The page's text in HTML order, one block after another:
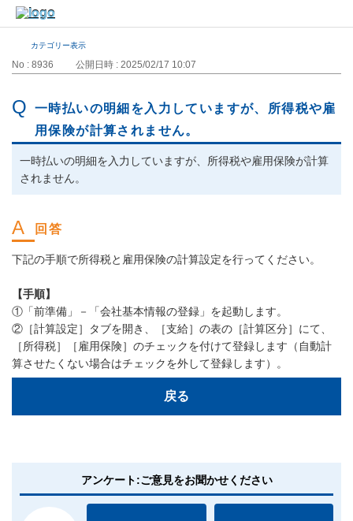
カテゴリー表示
No : 8936 公開日時 : 2025/02/17 10:07
一時払いの明細を入力していますが、所得税や雇
用保険が計算されません。
一時払いの明細を入力していますが、所得税や雇用保険が計算
されません。
下記の手順で所得税と雇用保険の計算設定を行ってください。
【手順】
①「前準備」－「会社基本情報の登録」を起動します。
②［計算設定］タブを開き、［支給］の表の［計算区分］にて、
［所得税］［雇用保険］のチェックを付けて登録します（自動計
算させたくない場合はチェックを外して登録します）。
戻る
アンケート:ご意見をお聞かせください